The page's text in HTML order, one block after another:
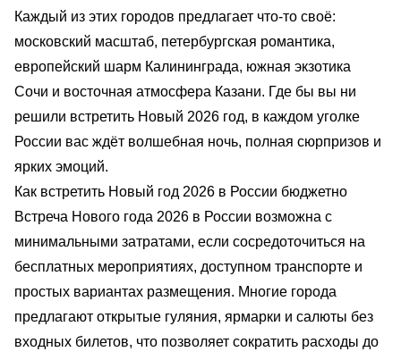
Каждый из этих городов предлагает что-то своё:
московский масштаб, петербургская романтика,
европейский шарм Калининграда, южная экзотика
Сочи и восточная атмосфера Казани. Где бы вы ни
решили встретить Новый 2026 год, в каждом уголке
России вас ждёт волшебная ночь, полная сюрпризов и
ярких эмоций.
Как встретить Новый год 2026 в России бюджетно
Встреча Нового года 2026 в России возможна с
минимальными затратами, если сосредоточиться на
бесплатных мероприятиях, доступном транспорте и
простых вариантах размещения. Многие города
предлагают открытые гуляния, ярмарки и салюты без
входных билетов, что позволяет сократить расходы до